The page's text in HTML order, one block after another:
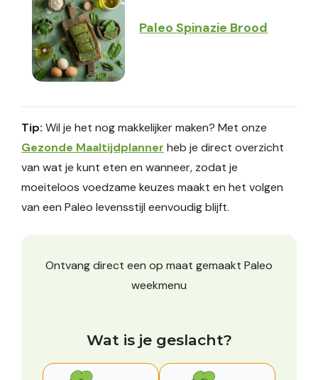
Paleo Spinazie Brood
Tip: Wil je het nog makkelijker maken? Met onze
Gezonde Maaltijdplanner heb je direct overzicht
van wat je kunt eten en wanneer, zodat je
moeiteloos voedzame keuzes maakt en het volgen
van een Paleo levensstijl eenvoudig blijft.
Ontvang direct een op maat gemaakt Paleo
weekmenu
Wat is je geslacht?